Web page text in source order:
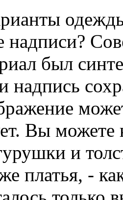
надписи?
был
надпись
Вы
и
платья, -